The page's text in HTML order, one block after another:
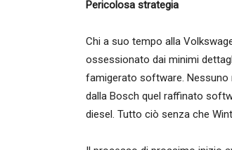
Pericolosa strategia
Chi a suo tempo alla
ossessionato dai minimi
famigerato software. Nessuno
dalla Bosch quel raffinato
diesel. Tutto ciò senza che